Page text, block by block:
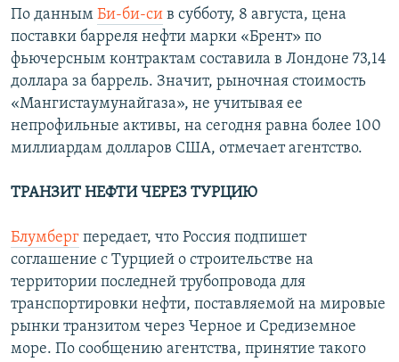
По данным Би-би-си в субботу, 8 августа, цена
поставки барреля нефти марки «Брент» по
фьючерсным контрактам составила в Лондоне 73,14
доллара за баррель. Значит, рыночная стоимость
«Мангистаумунайгаза», не учитывая ее
непрофильные активы, на сегодня равна более 100
миллиардам долларов США, отмечает агентство.
ТРАНЗИТ НЕФТИ ЧЕРЕЗ ТУРЦИЮ
Блумберг передает, что Россия подпишет
соглашение с Турцией о строительстве на
территории последней трубопровода для
транспортировки нефти, поставляемой на мировые
рынки транзитом через Черное и Средиземное
море. По сообщению агентства, принятие такого